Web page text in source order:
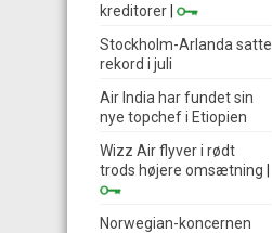
kreditorer
Stockholm-Arlanda satte
rekord i juli
Air India har fundet sin
nye topchef i Etiopien
Wizz Air flyver i rødt
trods højere omsætning
Norwegian-koncernen